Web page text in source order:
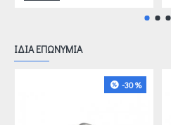
ΙΔΙΑ ΕΠΩΝΥΜΙΑ
-30 %